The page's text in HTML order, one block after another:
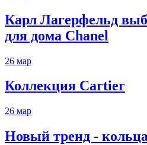
Карл Лагерфельд
для дома Chanel
26 мар
Коллекция Cartier
26 мар
Новый тренд -